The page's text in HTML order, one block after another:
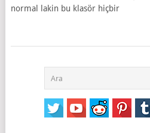
normal lakin bu klasör hiçbir